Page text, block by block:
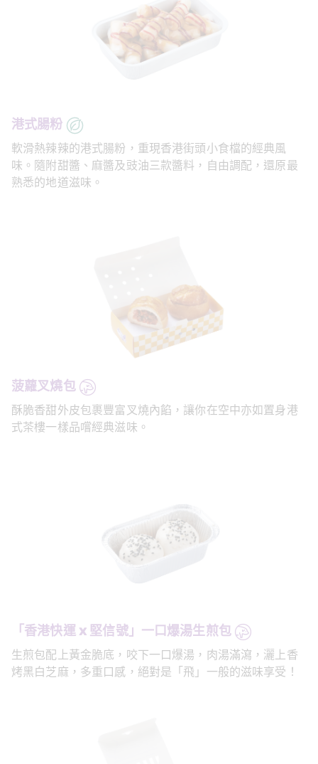
港式腸粉
軟滑熱辣辣的港式腸粉，重現香港街頭小食檔的經典風
味。隨附甜醬、麻醬及豉油三款醬料，自由調配，還原最
熟悉的地道滋味。
菠蘿叉燒包
酥脆香甜外皮包裹豐富叉燒內餡，讓你在空中亦如置身港
式茶樓一樣品嚐經典滋味。
「香港快運 x 堅信號」一口爆湯生煎包
生煎包配上黃金脆底，咬下一口爆湯，肉湯滿瀉，灑上香
烤黑白芝麻，多重口感，絕對是「飛」一般的滋味享受！